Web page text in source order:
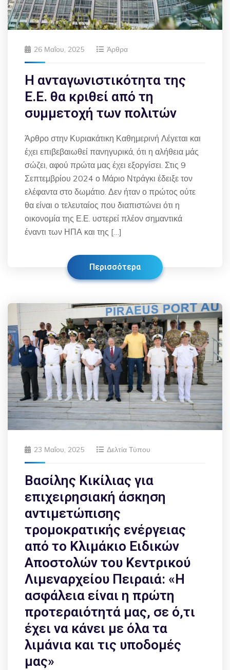
26 Μαΐου, 2025 Άρθρα
Η ανταγωνιστικότητα της
Ε.Ε. θα κριθεί από τη
συμμετοχή των πολιτών
Άρθρο στην Κυριακάτικη Καθημερινή Λέγεται και
έχει επιβεβαιωθεί πανηγυρικά, ότι η αλήθεια μάς
σώζει, αφού πρώτα μας έχει εξοργίσει. Στις 9
Σεπτεμβρίου 2024 ο Μάριο Ντράγκι έδειξε τον
ελέφαντα στο δωμάτιο. Δεν ήταν ο πρώτος ούτε
θα είναι ο τελευταίος που διαπιστώνει ότι η
οικονομία της Ε.Ε. υστερεί πλέον σημαντικά
έναντι των ΗΠΑ και της […]
Περισσότερα
23 Μαΐου, 2025 Δελτία Τύπου
Βασίλης Κικίλιας για
επιχειρησιακή άσκηση
αντιμετώπισης
τρομοκρατικής ενέργειας
από το Κλιμάκιο Ειδικών
Αποστολών του Κεντρικού
Λιμεναρχείου Πειραιά: «Η
ασφάλεια είναι η πρώτη
προτεραιότητά μας, σε ό,τι
έχει να κάνει με όλα τα
λιμάνια και τις υποδομές
μας»